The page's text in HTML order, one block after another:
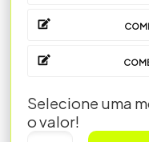
Selecione uma
o valor!